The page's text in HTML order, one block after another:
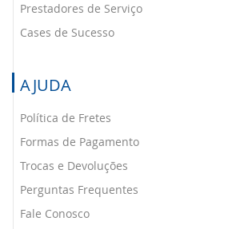
Prestadores de Serviço
Cases de Sucesso
AJUDA
Política de Fretes
Formas de Pagamento
Trocas e Devoluções
Perguntas Frequentes
Fale Conosco